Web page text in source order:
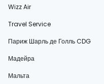
Wizz Air
Travel Service
Париж Шарль де Голль CDG
Мадейра
Мальта